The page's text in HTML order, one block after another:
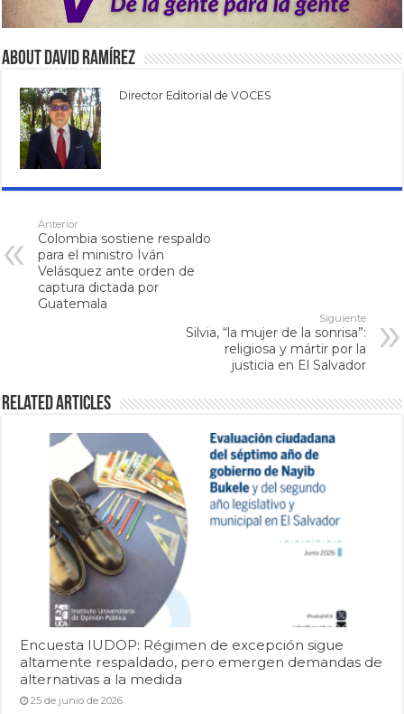
About David Ramírez
Director Editorial de VOCES
Anterior
Colombia sostiene respaldo
para el ministro Iván
Velásquez ante orden de
captura dictada por
Guatemala
Siguiente
Silvia, “la mujer de la sonrisa”:
religiosa y mártir por la
justicia en El Salvador
Related Articles
Encuesta IUDOP: Régimen de excepción sigue
altamente respaldado, pero emergen demandas de
alternativas a la medida
25 de junio de 2026